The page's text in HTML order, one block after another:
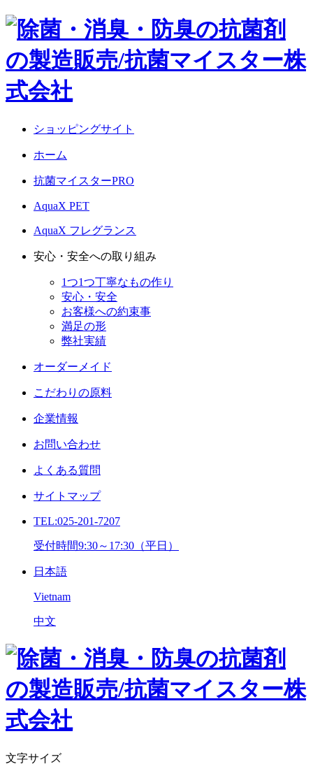
ショッピングサイト
ホーム
抗菌マイスターPRO
AquaX PET
AquaX フレグランス
安心・安全への取り組み
1つ1つ丁寧なもの作り
安心・安全
お客様への約束事
満足の形
弊社実績
オーダーメイド
こだわりの原料
企業情報
お問い合わせ
よくある質問
サイトマップ
TEL:025-201-7207
受付時間9:30～17:30（平日）
日本語
Vietnam
中文
文字サイズ